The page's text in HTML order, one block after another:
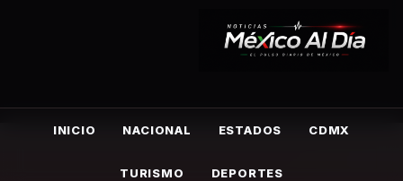
INICIO NACIONAL ESTADOS CDMX
TURISMO DEPORTES